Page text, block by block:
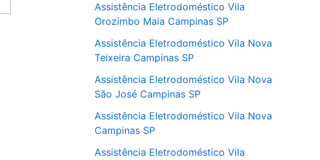
Assistência Eletrodoméstico Vila
Orozimbo Maia Campinas SP
Assistência Eletrodoméstico Vila Nova
Teixeira Campinas SP
Assistência Eletrodoméstico Vila Nova
São José Campinas SP
Assistência Eletrodoméstico Vila Nova
Campinas SP
Assistência Eletrodoméstico Vila